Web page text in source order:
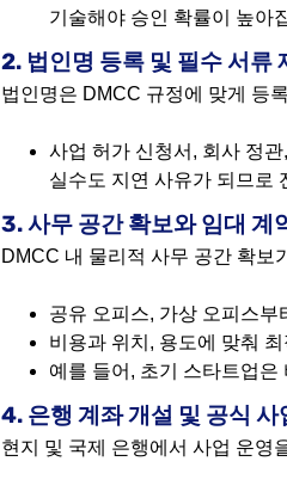
기술해야 승인 확률이 높아
2. 법인명 등록 및 필수 서류
법인명은 DMCC 규정에 맞게 등
사업 허가 신청서, 회사 정
실수도 지연 사유가 되므로
3. 사무 공간 확보와 임대 계
DMCC 내 물리적 사무 공간 확보
공유 오피스, 가상 오피스
비용과 위치, 용도에 맞춰
예를 들어, 초기 스타트업
4. 은행 계좌 개설 및 공식 사
현지 및 국제 은행에서 사업 운영